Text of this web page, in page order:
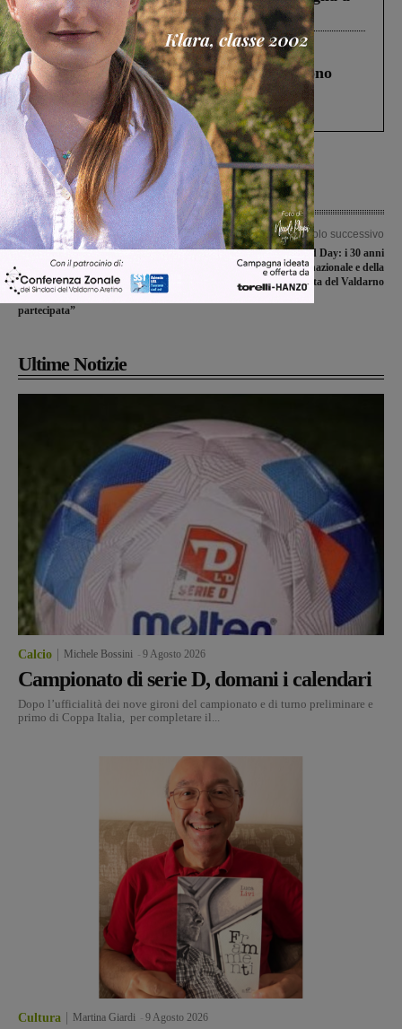
Levane nel 2020
Cronaca 4 Agosto 2026
Un anno fa la strage in A1 in cui morirono
Gianni, Giulia e Franco. Lo schianto, il
processo, lo stop ai sorpassi fra tir....
Articolo precedente
Carlo Norci è il candidato del
Movimento 5 Stelle di Montevarchi,
ufficializzata la lista: “Dare la parola
ai cittadini per una democrazia
partecipata”
Articolo successivo
Slow Food Day: i 30 anni
dell’associazione nazionale e della
Condotta del Valdarno
Ultime Notizie
Calcio Michele Bossini 9 Agosto 2026
Campionato di serie D, domani i calendari
Dopo l’ufficialità dei nove gironi del campionato e di turno preliminare e
primo di Coppa Italia, per completare il...
Cultura Martina Giardi 9 Agosto 2026